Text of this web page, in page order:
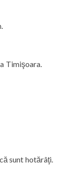
Timişoara.
sunt hotărâţi.